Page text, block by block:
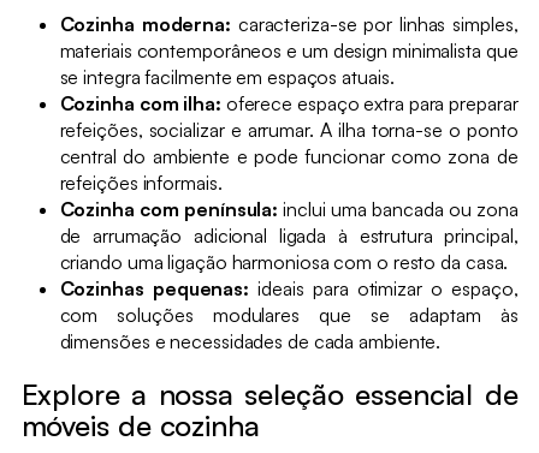
Cozinha moderna: caracteriza-se por linhas simples,
materiais contemporâneos e um design minimalista que
se integra facilmente em espaços atuais.
Cozinha com ilha: oferece espaço extra para preparar
refeições, socializar e arrumar. A ilha torna-se o ponto
central do ambiente e pode funcionar como zona de
refeições informais.
Cozinha com península: inclui uma bancada ou zona
de arrumação adicional ligada à estrutura principal,
criando uma ligação harmoniosa com o resto da casa.
Cozinhas pequenas: ideais para otimizar o espaço,
com soluções modulares que se adaptam às
dimensões e necessidades de cada ambiente.
Explore a nossa seleção essencial de
móveis de cozinha